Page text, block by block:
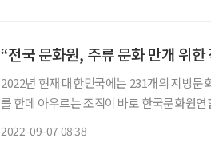
“전국 문화원, 주류 문화 만개 위한
2022년 현재 대한민국에는 231개의 지방문
를 한데 아우르는 조직이 바로 한국문화원연
2022-09-07 08:38